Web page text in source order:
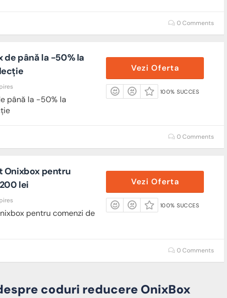
0 Comments
de până la -50% la
până la -50% la
Vezi Oferta
100% SUCCES
0 Comments
Onixbox pentru
lei
pentru comenzi de
Vezi Oferta
100% SUCCES
0 Comments
coduri reducere OnixBox